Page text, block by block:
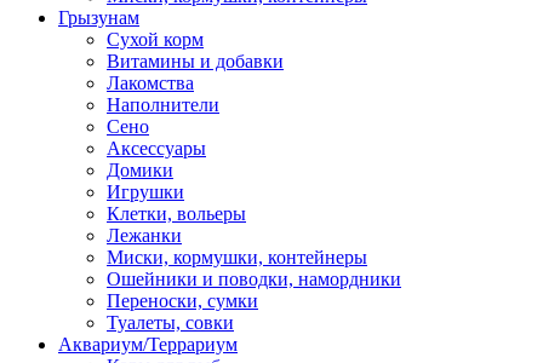
Грызунам
Сухой корм
Витамины и добавки
Лакомства
Наполнители
Сено
Аксессуары
Домики
Игрушки
Клетки, вольеры
Лежанки
Миски, кормушки, контейнеры
Ошейники и поводки, намордники
Переноски, сумки
Туалеты, совки
Аквариум/Террариум